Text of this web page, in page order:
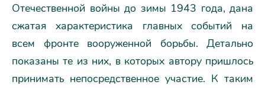
Отечественной войны до зимы 1943 года, дана
сжатая характеристика главных событий на
всем фронте вооруженной борьбы. Детально
показаны те из них, в которых автору пришлось
принимать непосредственное участие. К таким